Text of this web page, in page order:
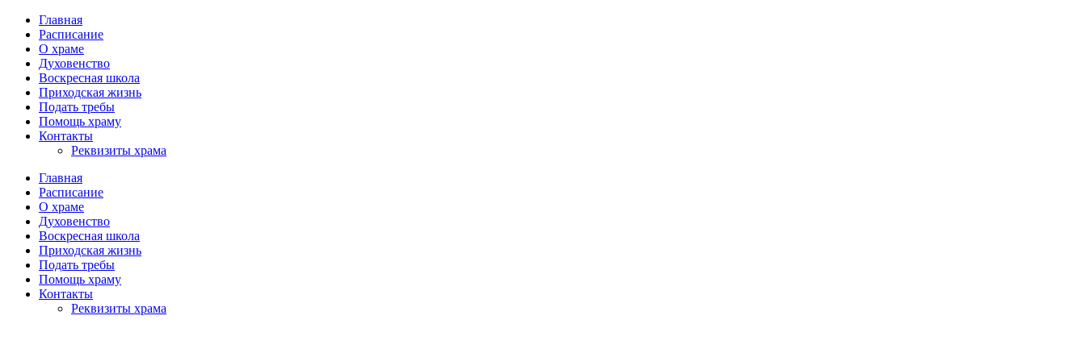
Главная
Расписание
О храме
Духовенство
Воскресная школа
Приходская жизнь
Подать требы
Помощь храму
Контакты
Реквизиты храма
Главная
Расписание
О храме
Духовенство
Воскресная школа
Приходская жизнь
Подать требы
Помощь храму
Контакты
Реквизиты храма